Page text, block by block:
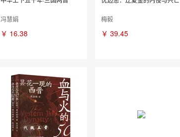
冯慧娟
￥ 16.38
梅毅
￥ 39.45